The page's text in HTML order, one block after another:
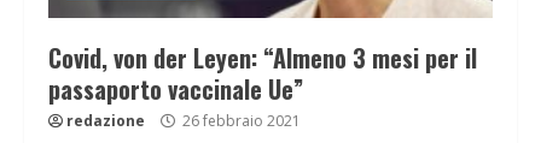
Covid, von der Leyen: “Almeno 3 mesi per il
passaporto vaccinale Ue”
redazione 26 febbraio 2021